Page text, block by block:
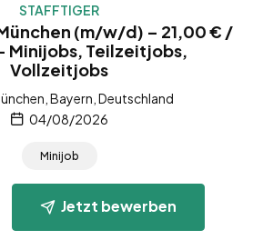
STAFFTIGER
(m/w/d) – 21,00 € /
Minijobs, Teilzeitjobs,
Vollzeitjobs
Bayern, Deutschland
04/08/2026
Minijob
Jetzt bewerben